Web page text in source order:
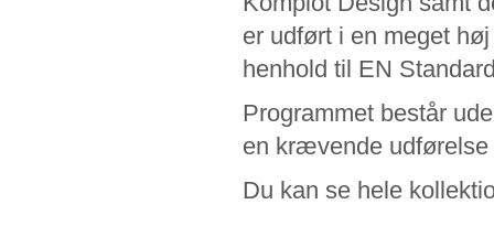
er udført i en meget
henhold til EN
Programmet består
en krævende
Du kan se hele